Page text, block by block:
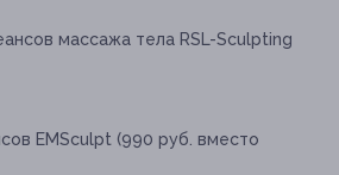
массажа тела RSL-Sculpting
EMSculpt (990 руб. вместо